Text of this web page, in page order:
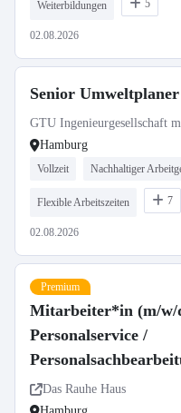
Weiterbildungen 5
02.08.2026
Senior
GTU Ingenieurgesellschaft
Hamburg
Vollzeit Nachhaltiger
Flexible Arbeitszeiten 7
02.08.2026
Premium
Mitarbeiter*in (m/w/
Personalservice /
Das Rauhe Haus